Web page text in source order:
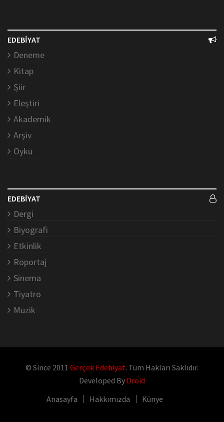
EDEBİYAT
Deneme
Kitap
Şiir
Eleştiri
Akademik
Arşiv
Öykü
EDEBİYAT
Dergi
Biyografi
Etkinlik
Röportaj
Sinema
Tiyatro
Müzik
© Since 2011 Gerçek Edebiyat. Tüm Hakları Saklıdır.
Developed By Droid
Anasayfa
Hakkımızda Künye